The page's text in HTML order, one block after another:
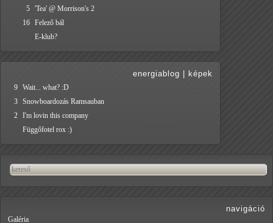
5 'Tea' @ Morrison's 2
16 Felező bál
E-klub?
energiablog képek
9 Wait... what? :D
3 Snowboardozás Ramsauban
2 I'm lovin this company
Függőfotel rox :)
navigáció
Galéria